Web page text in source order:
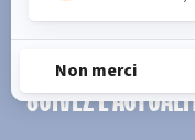
SUIVEZ